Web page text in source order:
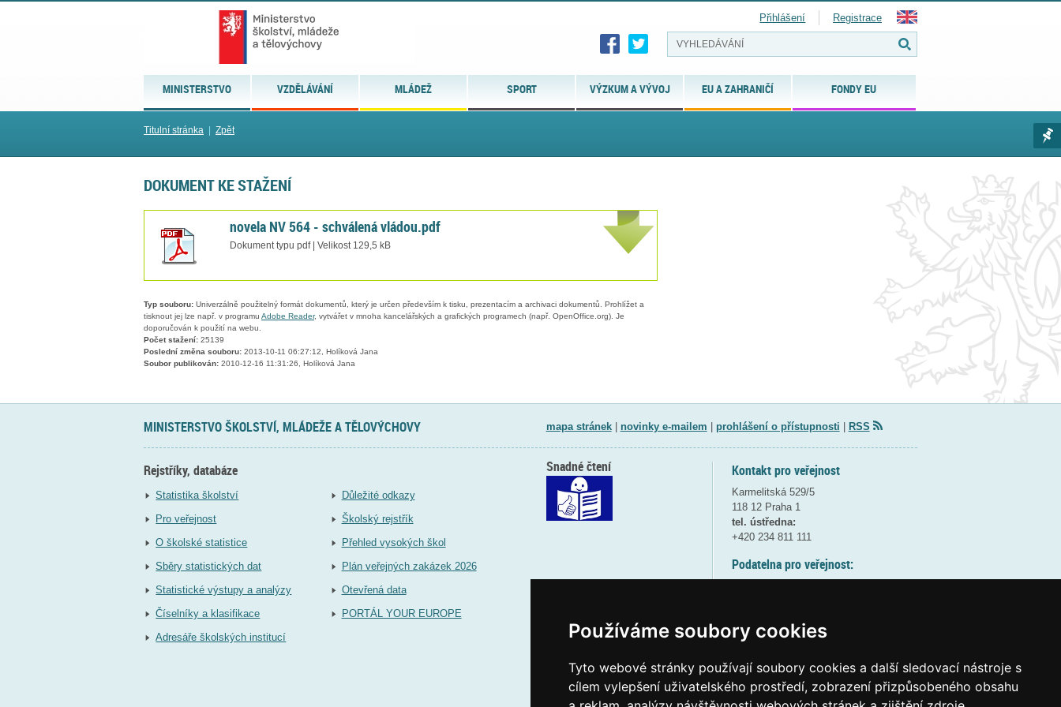
Používáme soubory cookies
Tyto webové stránky používají soubory cookies a další sledovací nástroje s
cílem vylepšení uživatelského prostředí, zobrazení přizpůsobeného obsahu
MINISTERSTVO VZDĚLÁVÁNÍ MLÁDEŽ SPORT VÝZKUM A VÝVOJ EU A ZAHRANIČÍ FONDY EU
Přihlášení Registrace
Titulní stránka Zpět
DOKUMENT KE STAŽENÍ
novela NV 564 - schválená vládou.pdf
Dokument typu pdf | Velikost 129,5 kB
Typ souboru: Univerzálně použitelný formát dokumentů, který je určen především k tisku, prezentacím a archivaci dokumentů. Prohlížet a
tisknout jej lze např. v programu Adobe Reader, vytvářet v mnoha kancelářských a grafických programech (např. OpenOffice.org). Je
doporučován k použití na webu.
Počet stažení: 25139
Poslední změna souboru: 2013-10-11 06:27:12, Holíková Jana
Soubor publikován: 2010-12-16 11:31:26, Holíková Jana
MINISTERSTVO ŠKOLSTVÍ, MLÁDEŽE A TĚLOVÝCHOVY mapa stránek| novinky e-mailem prohlášení o přístupnosti RSS
Rejstříky, databáze
Statistika školství
Pro veřejnost
O školské statistice
Sběry statistických dat
Statistické výstupy a analýzy
Číselníky a klasifikace
Adresáře školských institucí
Důležité odkazy
Školský rejstřík
Přehled vysokých škol
Plán veřejných zakázek 2026
Otevřená data
PORTÁL YOUR EUROPE
Kontakt pro veřejnost
Karmelitská 529/5
118 12 Praha 1
tel. ústředna:
+420 234 811 111
Podatelna pro veřejnost:
(více informací
Elektronická podatelna:
Snadné čtení